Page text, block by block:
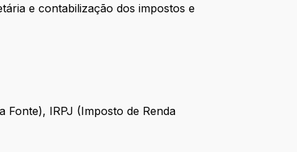
e contabilização dos impostos e
Fonte), IRPJ (Imposto de Renda